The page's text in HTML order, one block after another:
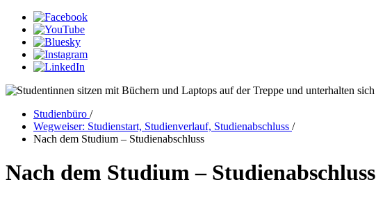
Studienbüro /
Wegweiser: Studienstart, Studienverlauf, Studienabschluss /
Nach dem Studium – Studienabschluss
Nach dem Studium – Studienabschluss